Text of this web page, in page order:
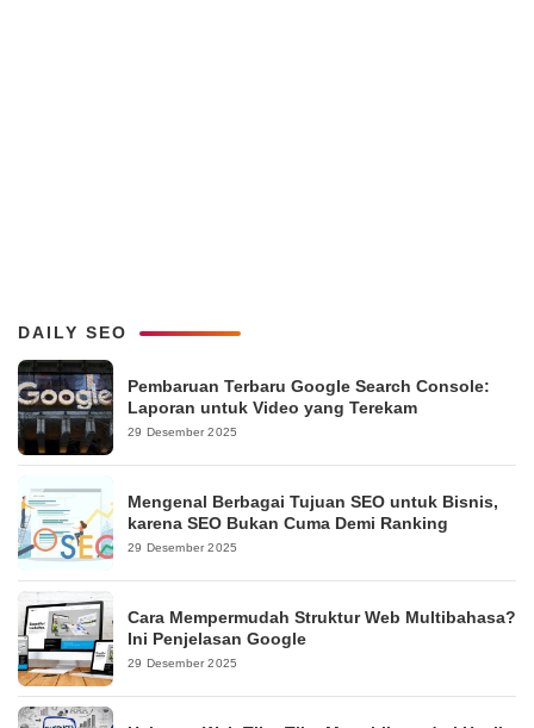
DAILY SEO
Pembaruan Terbaru Google Search Console:
Laporan untuk Video yang Terekam
29 Desember 2025
Mengenal Berbagai Tujuan SEO untuk Bisnis,
karena SEO Bukan Cuma Demi Ranking
29 Desember 2025
Cara Mempermudah Struktur Web Multibahasa?
Ini Penjelasan Google
29 Desember 2025